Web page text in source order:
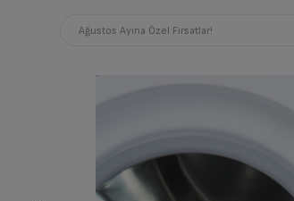
Ağustos Ayına Özel Fırsatlar!